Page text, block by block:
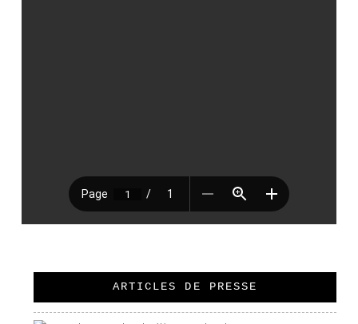
ARTICLES DE PRESSE